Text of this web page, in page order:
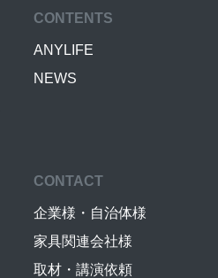
CONTENTS
ANYLIFE
NEWS
CONTACT
企業様・自治体様
家具関連会社様
取材・講演依頼